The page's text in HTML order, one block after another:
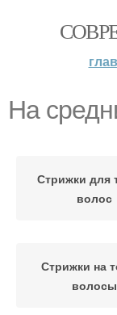
На
Стрижки для
волос
Стрижки на
волосы